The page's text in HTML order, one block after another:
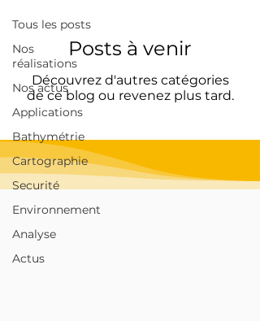
Tous les posts
Nos
réalisations
Nos actus
Applications
Bathymétrie
Cartographie
Securité
Environnement
Analyse
Actus
Posts à venir
Découvrez d'autres catégories
de ce blog ou revenez plus tard.